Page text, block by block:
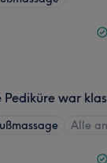
war
Alle